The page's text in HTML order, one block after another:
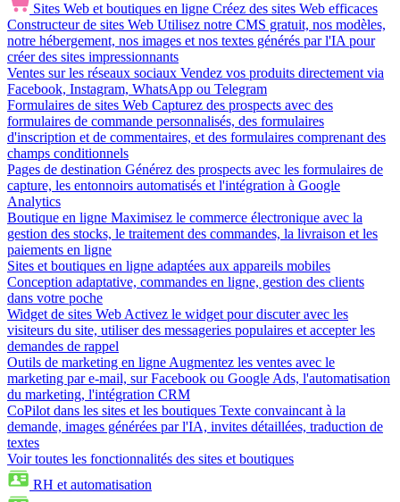
Sites Web et boutiques en ligne Créez des sites Web efficaces
Constructeur de sites Web Utilisez notre CMS gratuit, nos modèles,
notre hébergement, nos images et nos textes générés par l'IA pour
créer des sites impressionnants
Ventes sur les réseaux sociaux Vendez vos produits directement via
Facebook, Instagram, WhatsApp ou Telegram
Formulaires de sites Web Capturez des prospects avec des
formulaires de commande personnalisés, des formulaires
d'inscription et de commentaires, et des formulaires comprenant des
champs conditionnels
Pages de destination Générez des prospects avec les formulaires de
capture, les entonnoirs automatisés et l'intégration à Google
Analytics
Boutique en ligne Maximisez le commerce électronique avec la
gestion des stocks, le traitement des commandes, la livraison et les
paiements en ligne
Sites et boutiques en ligne adaptées aux appareils mobiles
Conception adaptative, commandes en ligne, gestion des clients
dans votre poche
Widget de sites Web Activez le widget pour discuter avec les
visiteurs du site, utiliser des messageries populaires et accepter les
demandes de rappel
Outils de marketing en ligne Augmentez les ventes avec le
marketing par e-mail, sur Facebook ou Google Ads, l'automatisation
du marketing, l'intégration CRM
CoPilot dans les sites et les boutiques Texte convaincant à la
demande, images générées par l'IA, invites détaillées, traduction de
textes
Voir toutes les fonctionnalités des sites et boutiques
RH et automatisation